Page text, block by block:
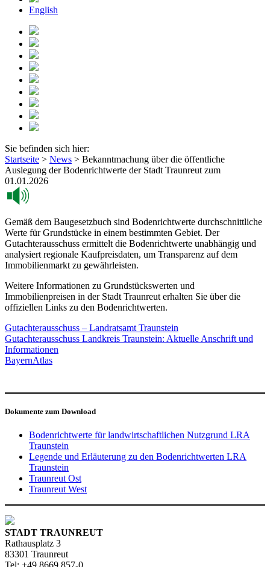
English
Sie befinden sich hier:
Startseite > News > Bekanntmachung über die öffentliche
Auslegung der Bodenrichtwerte der Stadt Traunreut zum
01.01.2026
Gemäß dem Baugesetzbuch sind Bodenrichtwerte durchschnittliche
Werte für Grundstücke in einem bestimmten Gebiet. Der
Gutachterausschuss ermittelt die Bodenrichtwerte unabhängig und
analysiert regionale Kaufpreisdaten, um Transparenz auf dem
Immobilienmarkt zu gewährleisten.
Weitere Informationen zu Grundstückswerten und
Immobilienpreisen in der Stadt Traunreut erhalten Sie über die
offiziellen Links zu den Bodenrichtwerten.
Gutachterausschuss – Landratsamt Traunstein
Gutachterausschuss Landkreis Traunstein: Aktuelle Anschrift und
Informationen
BayernAtlas
Dokumente zum Download
Bodenrichtwerte für landwirtschaftlichen Nutzgrund LRA
Traunstein
Legende und Erläuterung zu den Bodenrichtwerten LRA
Traunstein
Traunreut Ost
Traunreut West
STADT TRAUNREUT
Rathausplatz 3
83301 Traunreut